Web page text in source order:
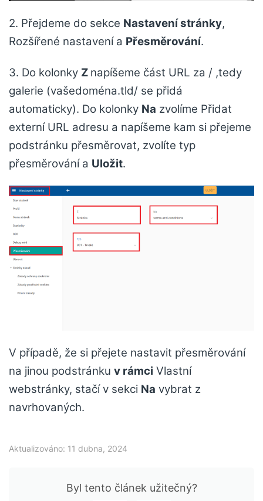
2. Přejdeme do sekce Nastavení stránky,
Rozšířené nastavení a Přesměrování.
3. Do kolonky Z napíšeme část URL za / ,tedy
galerie (vašedoména.tld/ se přidá
automaticky). Do kolonky Na zvolíme Přidat
externí URL adresu a napíšeme kam si přejeme
podstránku přesměrovat, zvolíte typ
přesměrování a Uložit.
V případě, že si přejete nastavit přesměrování
na jinou podstránku v rámci Vlastní
webstránky, stačí v sekci Na vybrat z
navrhovaných.
Aktualizováno: 11 dubna, 2024
Byl tento článek užitečný?